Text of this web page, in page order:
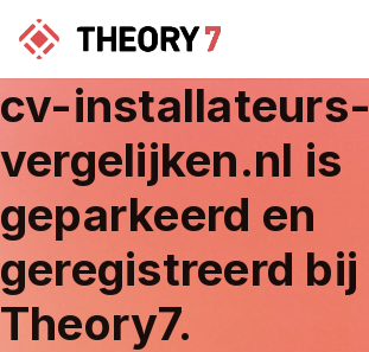
cv-installateurs-
vergelijken.nl is
geparkeerd en
geregistreerd bij
Theory7.